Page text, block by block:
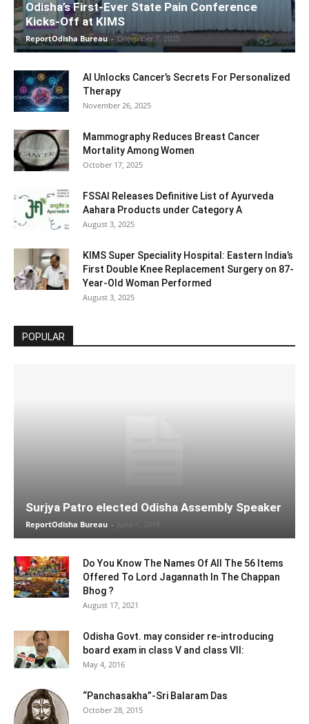
Odisha’s First-Ever State Pain Conference
Kicks-Off at KIMS
ReportOdisha Bureau - December 7, 2025
AI Unlocks Cancer’s Secrets For Personalized
Therapy
November 26, 2025
Mammography Reduces Breast Cancer
Mortality Among Women
October 17, 2025
FSSAI Releases Definitive List of Ayurveda
Aahara Products under Category A
August 3, 2025
KIMS Super Speciality Hospital: Eastern India’s
First Double Knee Replacement Surgery on 87-
Year-Old Woman Performed
August 3, 2025
POPULAR
Surjya Patro elected Odisha Assembly Speaker
ReportOdisha Bureau - June 1, 2019
Do You Know The Names Of All The 56 Items
Offered To Lord Jagannath In The Chappan
Bhog ?
August 17, 2021
Odisha Govt. may consider re-introducing
board exam in class V and class VII:
May 4, 2016
“Panchasakha”-Sri Balaram Das
October 28, 2015